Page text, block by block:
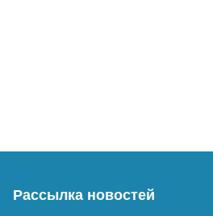
Рассылка новостей